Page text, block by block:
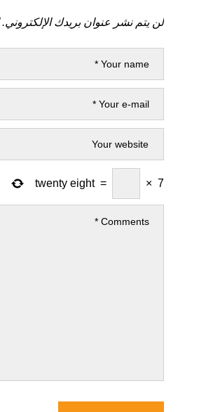
لن يتم نشر عنوان بريدك الإلكتروني.
7
×
=
twenty eight